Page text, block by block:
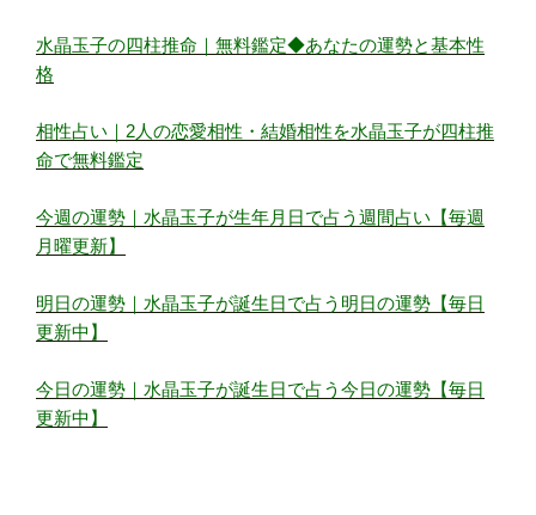
水晶玉子の四柱推命｜無料鑑定◆あなたの運勢と基本性
格
相性占い｜2人の恋愛相性・結婚相性を水晶玉子が四柱推
命で無料鑑定
今週の運勢｜水晶玉子が生年月日で占う週間占い【毎週
月曜更新】
明日の運勢｜水晶玉子が誕生日で占う明日の運勢【毎日
更新中】
今日の運勢｜水晶玉子が誕生日で占う今日の運勢【毎日
更新中】